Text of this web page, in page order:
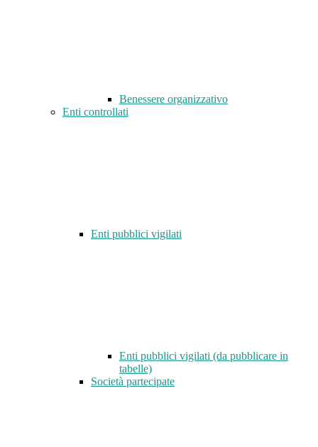
Benessere organizzativo
Enti controllati
Enti pubblici vigilati
Enti pubblici vigilati (da pubblicare in
tabelle)
Società partecipate